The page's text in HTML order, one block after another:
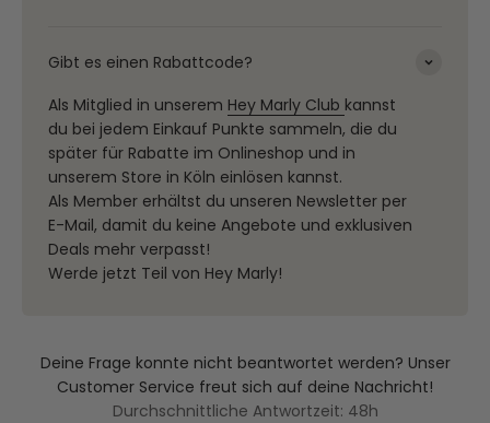
Gibt es einen Rabattcode?
Als Mitglied in unserem Hey Marly Club kannst
du bei jedem Einkauf Punkte sammeln, die du
später für Rabatte im Onlineshop und in
unserem Store in Köln einlösen kannst.
Als Member erhältst du unseren Newsletter per
E-Mail, damit du keine Angebote und exklusiven
Deals mehr verpasst!
Werde jetzt Teil von Hey Marly!
Deine Frage konnte nicht beantwortet werden? Unser
Customer Service freut sich auf deine Nachricht!
Durchschnittliche Antwortzeit: 48h